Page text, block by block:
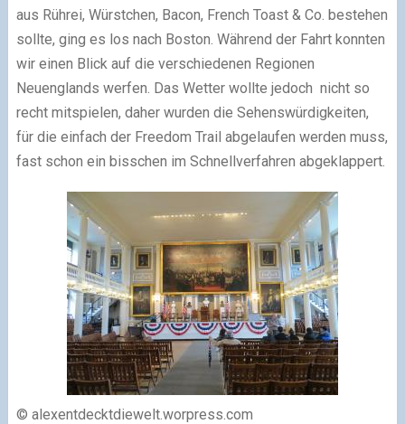
aus Rührei, Würstchen, Bacon, French Toast & Co. bestehen
sollte, ging es los nach Boston. Während der Fahrt konnten
wir einen Blick auf die verschiedenen Regionen
Neuenglands werfen. Das Wetter wollte jedoch nicht so
recht mitspielen, daher wurden die Sehenswürdigkeiten,
für die einfach der Freedom Trail abgelaufen werden muss,
fast schon ein bisschen im Schnellverfahren abgeklappert.
© alexentdecktdiewelt.worpress.com